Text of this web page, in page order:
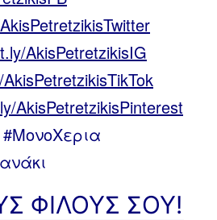
AkisPetretzikisIG
AkisPetretzikisPinterest
#ΜονοΧερια
ΦΙΛΟΥΣ ΣΟΥ!